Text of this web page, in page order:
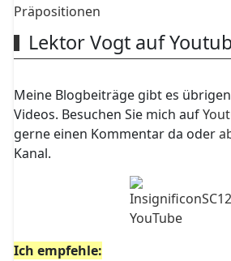
Präpositionen
Lektor Vogt auf
Meine Blogbeiträge gibt es
Videos. Besuchen Sie mich auf
gerne einen Kommentar da oder
Kanal.
Ich empfehle: